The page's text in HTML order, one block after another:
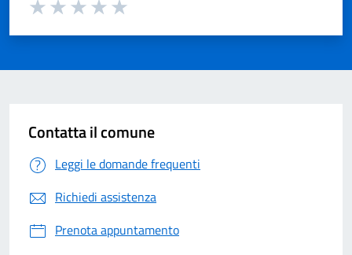
Contatta il comune
Leggi le domande frequenti
Richiedi assistenza
Prenota appuntamento